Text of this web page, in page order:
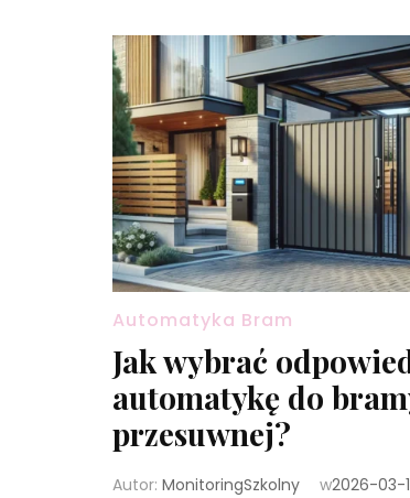
Automatyka Bram
Jak wybrać
automatykę do
przesuwnej?
Autor: MonitoringSzkolny w2026-03-